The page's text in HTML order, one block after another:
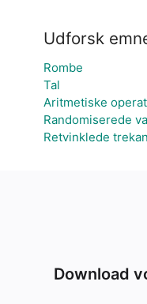
Udforsk
Rombe
Tal
Aritmetiske
Randomiserede
Retvinklede
Download